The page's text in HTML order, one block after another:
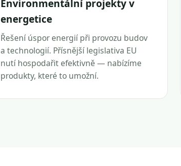
Environmentální projekty v
energetice
Řešení úspor energií při provozu budov
a technologií. Přísnější legislativa EU
nutí hospodařit efektivně — nabízíme
produkty, které to umožní.